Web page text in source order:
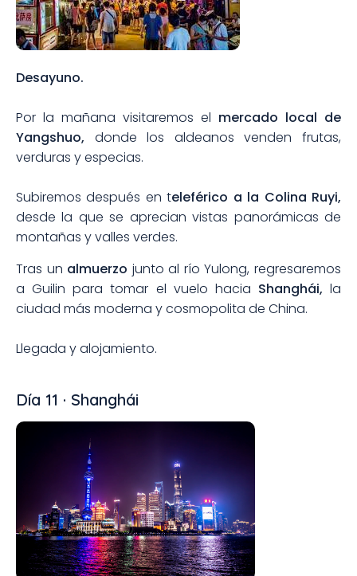
Desayuno.
Por la mañana visitaremos el mercado local de
Yangshuo, donde los aldeanos venden frutas,
verduras y especias.
Subiremos después en teleférico a la Colina Ruyi,
desde la que se aprecian vistas panorámicas de
montañas y valles verdes.
Tras un almuerzo junto al río Yulong, regresaremos
a Guilin para tomar el vuelo hacia Shanghái, la
ciudad más moderna y cosmopolita de China.
Llegada y alojamiento.
Día 11 · Shanghái